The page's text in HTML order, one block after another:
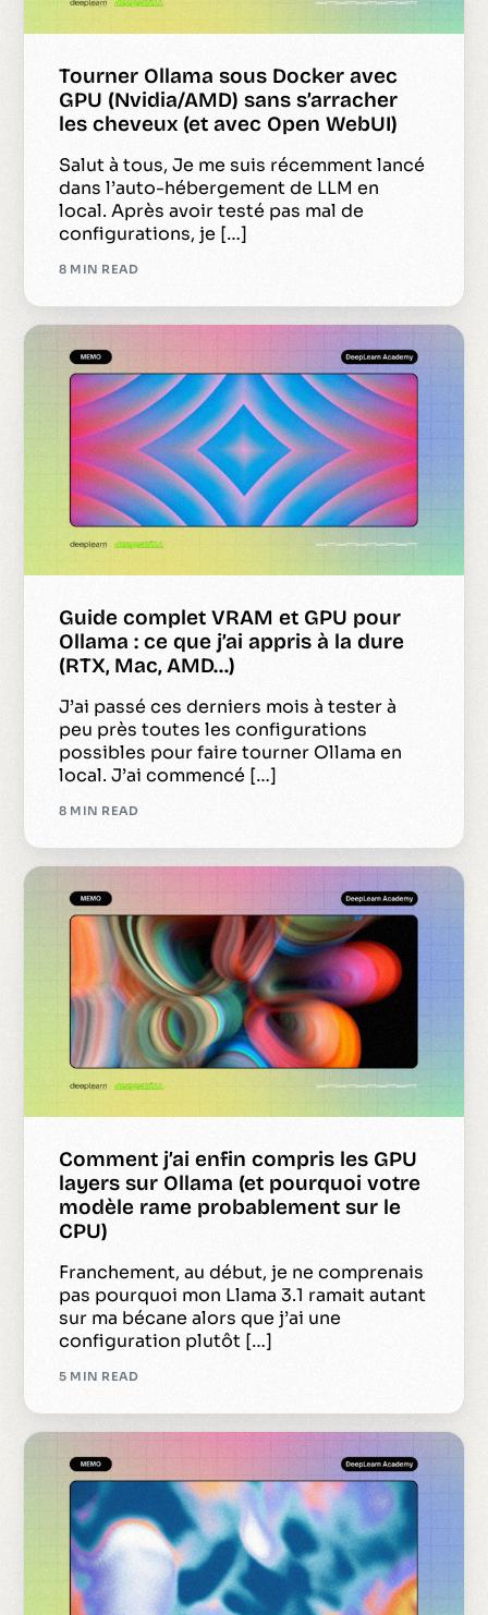
Tourner Ollama sous Docker avec
GPU (Nvidia/AMD) sans s’arracher
les cheveux (et avec Open WebUI)
Salut à tous, Je me suis récemment lancé
dans l’auto-hébergement de LLM en
local. Après avoir testé pas mal de
configurations, je […]
8 MIN READ
Guide complet VRAM et GPU pour
Ollama : ce que j’ai appris à la dure
(RTX, Mac, AMD…)
J’ai passé ces derniers mois à tester à
peu près toutes les configurations
possibles pour faire tourner Ollama en
local. J’ai commencé […]
8 MIN READ
Comment j’ai enfin compris les GPU
layers sur Ollama (et pourquoi votre
modèle rame probablement sur le
CPU)
Franchement, au début, je ne comprenais
pas pourquoi mon Llama 3.1 ramait autant
sur ma bécane alors que j’ai une
configuration plutôt […]
5 MIN READ